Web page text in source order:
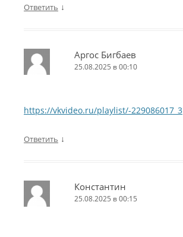
Ответить ↓
Аргос Бигбаев
25.08.2025 в 00:10
https://vkvideo.ru/playlist/-229086017_3
Ответить ↓
Константин
25.08.2025 в 00:15